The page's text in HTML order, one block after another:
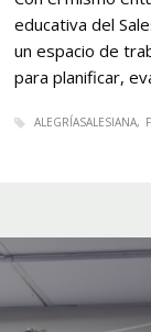
educativa del
un espacio de
para planificar,
ALEGRÍASALESIANA